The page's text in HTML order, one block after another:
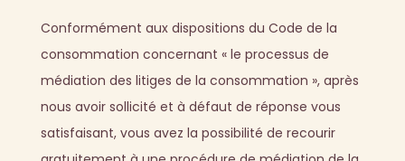
Conformément aux dispositions du Code de la
consommation concernant « le processus de
médiation des litiges de la consommation », après
nous avoir sollicité et à défaut de réponse vous
satisfaisant, vous avez la possibilité de recourir